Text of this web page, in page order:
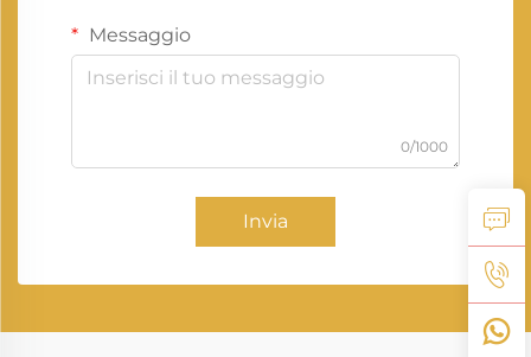
Messaggio
0/1000
Invia